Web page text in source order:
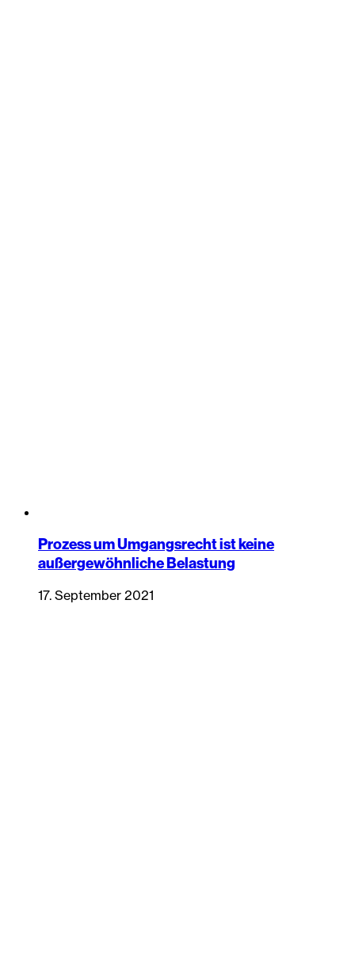
Prozess um Umgangsrecht ist keine
außergewöhnliche Belastung
17. September 2021